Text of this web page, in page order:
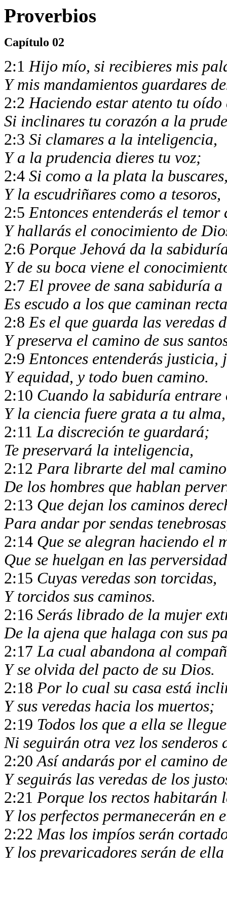
Proverbios
Capítulo 02
2:1 Hijo mío, si recibieres mis
Y mis mandamientos guardares
2:2Haciendo estar atento tu
Si inclinares tu corazón a la
2:3 Si clamares a la inteligencia,
Y a la prudencia dieres tu voz;
2:4 Si como a la plata la
Y la escudriñares como a tesoros,
2:5Entonces entenderás el temor
Y hallarás el conocimiento de
2:6 Porque Jehová da la
Y de su boca viene el
2:7El provee de sana sabiduría
Es escudo a los que caminan
2:8Es el que guarda las veredas
Y preserva el camino de sus
2:9Entonces entenderás
Y equidad, y todo buen camino.
2:10 Cuando la sabiduría
Y la ciencia fuere grata a tu
2:11La discreción te guardará;
Te preservará la inteligencia,
2:12 Para librarte del mal
De los hombres que hablan
2:13 Que dejan los caminos
Para andar por sendas
2:14 Que se alegran haciendo el
Que se huelgan en las
2:15 Cuyas veredas son torcidas,
Y torcidos sus caminos.
2:16 Serás librado de la mujer
De la ajena que halaga con sus
2:17La cual abandona al
Y se olvida del pacto de su Dios.
2:18 Por lo cual su casa está
Y sus veredas hacia los muertos;
2:19 Todos los que a ella se
Ni seguirán otra vez los
2:20Así andarás por el camino
Y seguirás las veredas de los
2:21 Porque los rectos
Y los perfectos permanecerán en
2:22Mas los impíos serán
Y los prevaricadores serán de